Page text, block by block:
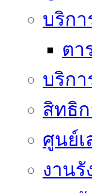
บริกา
ตา
บริกา
สิทธิ
ศูนย์เ
งานรั